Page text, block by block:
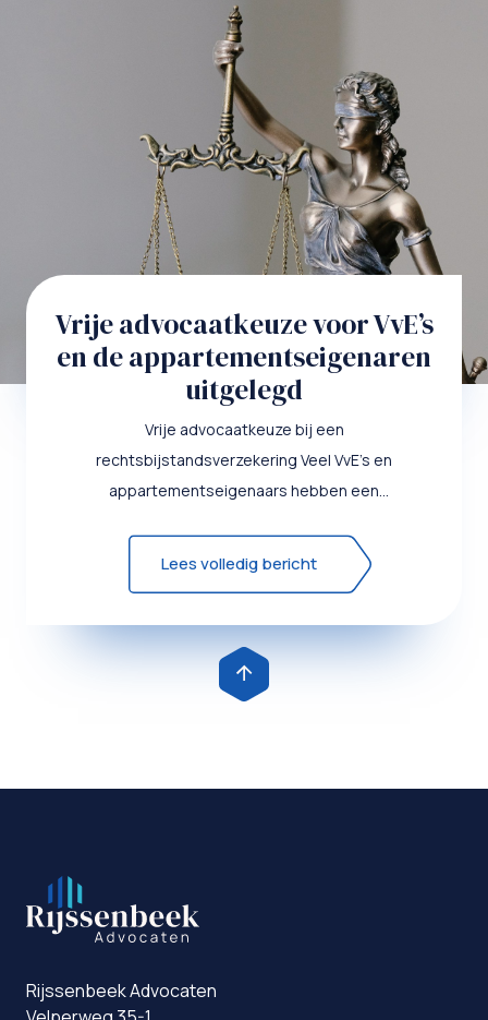
Vrije advocaatkeuze voor VvE’s
en de appartementseigenaren
uitgelegd
Vrije advocaatkeuze bij een
rechtsbijstandsverzekering Veel VvE’s en
appartementseigenaars hebben een
Lees volledig bericht
Rijssenbeek Advocaten